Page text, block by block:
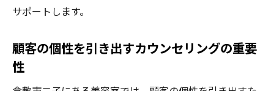
理想のスタイルを実現するためのカウンセ
口コミと実績で美容室を選ぶ際の注意点
サポートします。
顧客の個性を引き出すカウンセリングの重要
性